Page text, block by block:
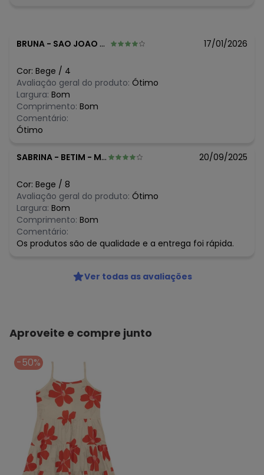
Histórico de preços
O preço apresentado abaixo é o menor oferecido em
algum dia do mês, para o menor tamanho disponível.
agosto/2026
julho/2026
junho/2026
maio/2026
R$ 41,94
fevereiro/2026 R$ 34,95
BRUNA - SAO JOAO DO SUL - SC 17/01/2026
Cor: Bege / 4
Avaliação geral do produto: Ótimo
Largura: Bom
Comprimento: Bom
Comentário:
Ótimo
SABRINA - BETIM - MG 20/09/2025
Cor: Bege / 8
Avaliação geral do produto: Ótimo
Largura: Bom
Comprimento: Bom
Comentário:
Os produtos são de qualidade e a entrega foi rápida.
Ver todas as avaliações
Aproveite e compre junto
-50%